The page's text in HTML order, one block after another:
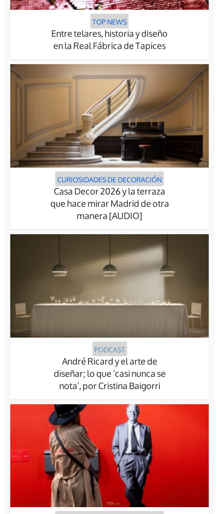
TOP NEWS
Entre telares, historia y diseño
en la Real Fábrica de Tapices
CURIOSIDADES DE DECORACIÓN
Casa Decor 2026 y la terraza
que hace mirar Madrid de otra
manera [AUDIO]
PODCAST
André Ricard y el arte de
diseñar; lo que ‘casi nunca se
nota’, por Cristina Baigorri